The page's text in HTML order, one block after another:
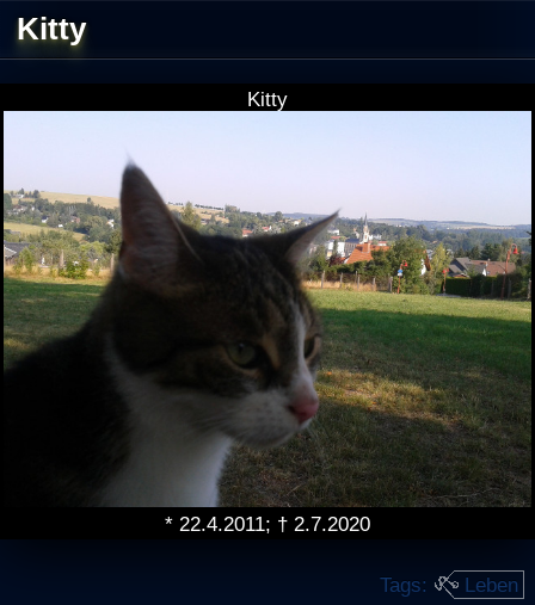
Kitty
Kitty
* 22.4.2011; † 2.7.2020
Tags: Leben